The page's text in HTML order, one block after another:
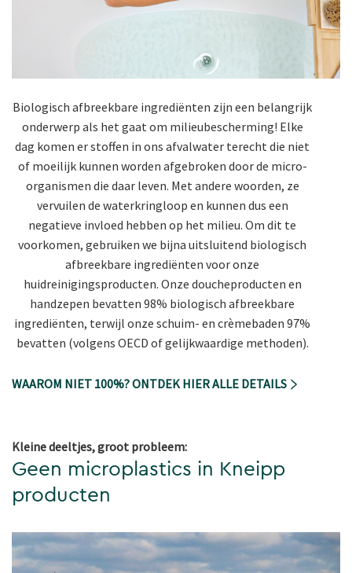
Biologisch afbreekbare ingrediënten zijn een belangrijk
onderwerp als het gaat om milieubescherming! Elke
dag komen er stoffen in ons afvalwater terecht die niet
of moeilijk kunnen worden afgebroken door de micro-
organismen die daar leven. Met andere woorden, ze
vervuilen de waterkringloop en kunnen dus een
negatieve invloed hebben op het milieu. Om dit te
voorkomen, gebruiken we bijna uitsluitend biologisch
afbreekbare ingrediënten voor onze
huidreinigingsproducten. Onze doucheproducten en
handzepen bevatten 98% biologisch afbreekbare
ingrediënten, terwijl onze schuim- en crèmebaden 97%
bevatten (volgens OECD of gelijkwaardige methoden).
WAAROM NIET 100%? ONTDEK HIER ALLE DETAILS
Kleine deeltjes, groot probleem:
Geen microplastics in Kneipp
producten